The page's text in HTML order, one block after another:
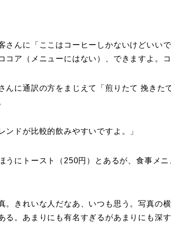
さんに「ここはコーヒーしかないけどいい
コア（メニューにはない）、できますよ。
んに通訳の方をまじえて「煎りたて 挽きた
ンドが比較的飲みやすいですよ。」
うにトースト（250円）とあるが、食事メニ
。きれいな人だなあ、いつも思う。写真の
る。あまりにも有名すぎるがあまりにも深